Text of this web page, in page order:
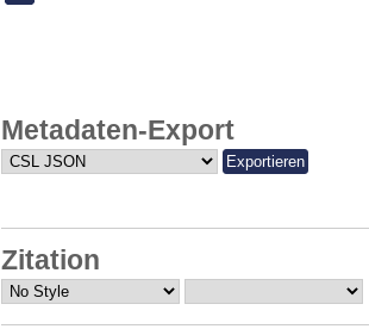
Metadaten-Export
Zitation